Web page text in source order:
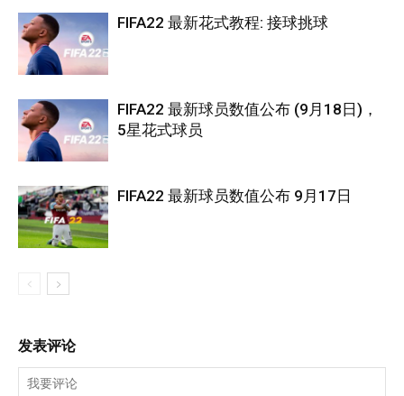
FIFA22 最新花式教程: 接球挑球
FIFA22 最新球员数值公布 (9月18日)，
5星花式球员
FIFA22 最新球员数值公布 9月17日
发表评论